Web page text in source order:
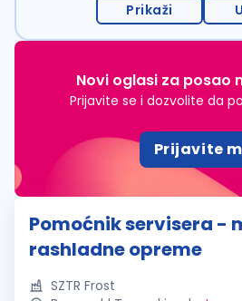
Prikaži
Novi oglasi za posao
Prijavite se i dozvolite da
Prijavite
Pomoćnik servisera -
rashladne opreme
SZTR Frost